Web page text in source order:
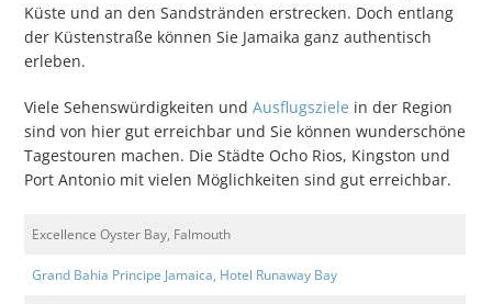
Küste und an den Sandstränden erstrecken. Doch entlang
der Küstenstraße können Sie Jamaika ganz authentisch
erleben.
Viele Sehenswürdigkeiten undAusflugsziele in der Region
sind von hier gut erreichbar und Sie können wunderschöne
Tagestouren machen. Die Städte Ocho Rios, Kingston und
Port Antonio mit vielen Möglichkeiten sind gut erreichbar.
Excellence Oyster Bay, Falmouth
Grand Bahia Principe Jamaica, Hotel Runaway Bay